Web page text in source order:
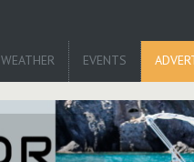
WEATHER EVENTS